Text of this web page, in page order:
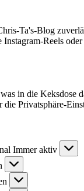
Ta's-Blog
Instagram-Reels
in die Keksdose
die Privatsphäre-
Immer aktiv